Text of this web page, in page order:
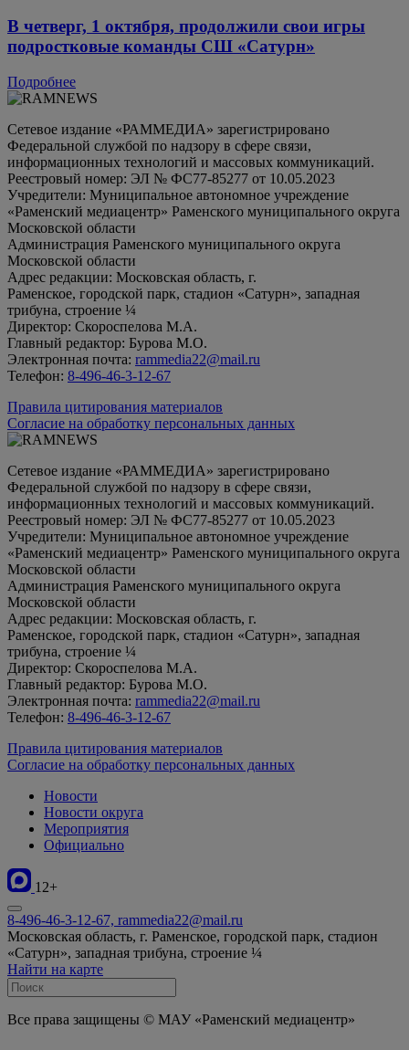
В четверг, 1 октября, продолжили свои игры
подростковые команды СШ «Сатурн»
Подробнее
Сетевое издание «РАММЕДИА» зарегистрировано
Федеральной службой по надзору в сфере связи,
информационных технологий и массовых коммуникаций.
Реестровый номер: ЭЛ № ФС77-85277 от 10.05.2023
Учредители: Муниципальное автономное учреждение
«Раменский медиацентр» Раменского муниципального округа
Московской области
Администрация Раменского муниципального округа
Московской области
Адрес редакции: Московская область, г.
Раменское, городской парк, стадион «Сатурн», западная
трибуна, строение ¼
Директор: Скороспелова М.А.
Главный редактор: Бурова М.О.
Электронная почта: rammedia22@mail.ru
Телефон: 8-496-46-3-12-67
Правила цитирования материалов
Согласие на обработку персональных данных
Сетевое издание «РАММЕДИА» зарегистрировано
Федеральной службой по надзору в сфере связи,
информационных технологий и массовых коммуникаций.
Реестровый номер: ЭЛ № ФС77-85277 от 10.05.2023
Учредители: Муниципальное автономное учреждение
«Раменский медиацентр» Раменского муниципального округа
Московской области
Администрация Раменского муниципального округа
Московской области
Адрес редакции: Московская область, г.
Раменское, городской парк, стадион «Сатурн», западная
трибуна, строение ¼
Директор: Скороспелова М.А.
Главный редактор: Бурова М.О.
Электронная почта: rammedia22@mail.ru
Телефон: 8-496-46-3-12-67
Правила цитирования материалов
Согласие на обработку персональных данных
Новости
Новости округа
Мероприятия
Официально
12+
8-496-46-3-12-67, rammedia22@mail.ru
Московская область, г. Раменское, городской парк, стадион
«Сатурн», западная трибуна, строение ¼
Найти на карте
Все права защищены © МАУ «Раменский медиацентр»